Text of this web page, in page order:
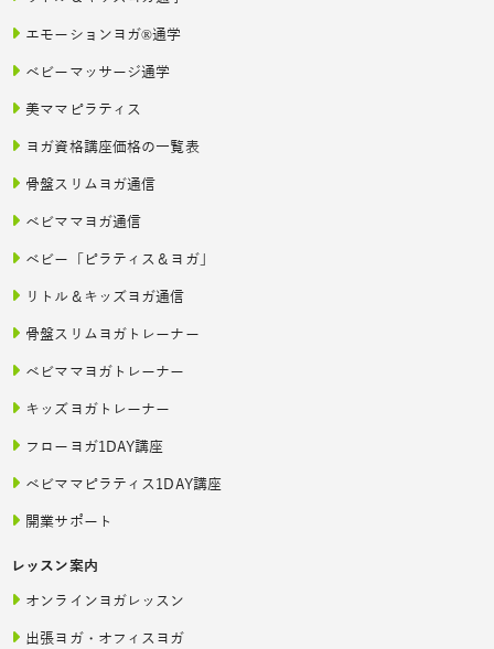
エモーションヨガ®通学
ベビーマッサージ通学
美ママピラティス
ヨガ資格講座価格の一覧表
骨盤スリムヨガ通信
ベビママヨガ通信
ベビー「ピラティス＆ヨガ」
リトル＆キッズヨガ通信
骨盤スリムヨガトレーナー
ベビママヨガトレーナー
キッズヨガトレーナー
フローヨガ1DAY講座
ベビママピラティス1DAY講座
開業サポート
レッスン案内
オンラインヨガレッスン
出張ヨガ・オフィスヨガ